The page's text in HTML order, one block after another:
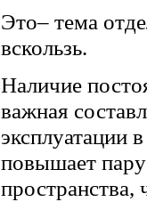
Это– тема
вскользь.
Наличие
важная
эксплуатации
повышает